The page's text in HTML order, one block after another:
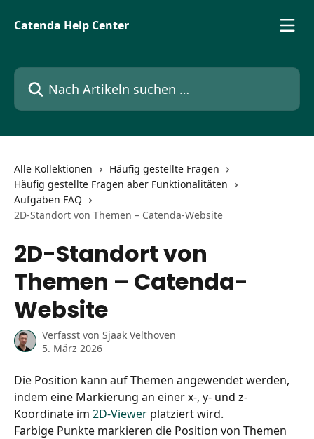
Catenda Help Center
Nach Artikeln suchen …
Alle Kollektionen
Häufig gestellte Fragen
Häufig gestellte Fragen aber Funktionalitäten
Aufgaben FAQ
2D-Standort von Themen – Catenda-Website
2D-Standort von
Themen – Catenda-
Website
Verfasst von Sjaak Velthoven
5. März 2026
Die Position kann auf Themen angewendet werden,
indem eine Markierung an einer x-, y- und z-
Koordinate im 2D-Viewer platziert wird.
Farbige Punkte markieren die Position von Themen